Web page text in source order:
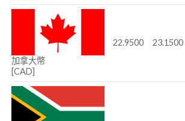
加拿大幣
[CAD]
22.9500 23.1500